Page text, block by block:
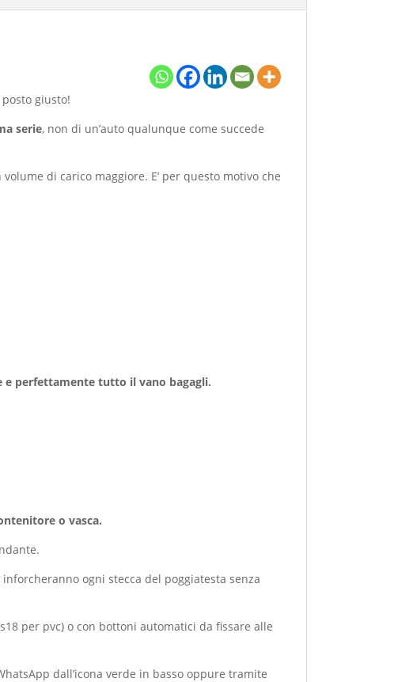
giusto!
serie, non di un’auto qualunque come succede
di carico maggiore. E’ per questo motivo che
e perfettamente tutto il vano bagagli.
o vasca.
inforcheranno ogni stecca del poggiatesta senza
per pvc) o con bottoni automatici da fissare alle
dall’icona verde in basso oppure tramite